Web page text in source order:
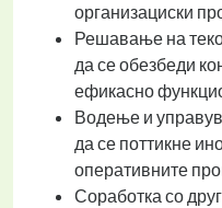
организациски
Решавање на
да се обезбеди
ефикасно
Водење и
да се поттикне
оперативните
Соработка со